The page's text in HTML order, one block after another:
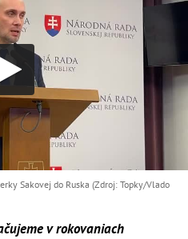
Sakovej do Ruska (Zdroj: Topky/Vlado
v rokovaniach